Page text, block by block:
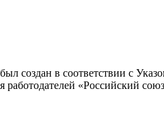
в соответствии с
работодателей «Российский